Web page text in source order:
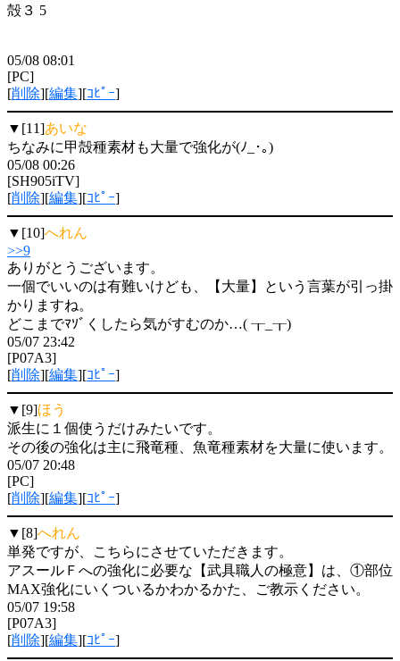
殻３ 5
05/08 08:01
[PC]
[削除][編集][ｺﾋﾟｰ]
▼[11]あいな
ちなみに甲殻種素材も大量で強化が(ﾉ_･｡)
05/08 00:26
[SH905iTV]
[削除][編集][ｺﾋﾟｰ]
▼[10]へれん
>>9
ありがとうございます。
一個でいいのは有難いけども、【大量】という言葉が引っ掛
かりますね。
どこまでﾏｿﾞくしたら気がすむのか…( ┰_┰)
05/07 23:42
[P07A3]
[削除][編集][ｺﾋﾟｰ]
▼[9]ほう
派生に１個使うだけみたいです。
その後の強化は主に飛竜種、魚竜種素材を大量に使います。
05/07 20:48
[PC]
[削除][編集][ｺﾋﾟｰ]
▼[8]へれん
単発ですが、こちらにさせていただきます。
アスールＦへの強化に必要な【武具職人の極意】は、①部位
MAX強化にいくついるかわかるかた、ご教示ください。
05/07 19:58
[P07A3]
[削除][編集][ｺﾋﾟｰ]